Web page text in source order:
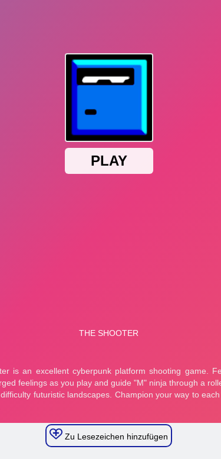
Zu Lesezeichen hinzufügen